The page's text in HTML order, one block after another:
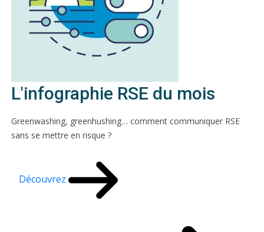
L'infographie RSE du mois
Greenwashing, greenhushing… comment communiquer RSE
sans se mettre en risque ?
Découvrez